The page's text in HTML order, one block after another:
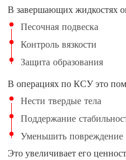
В завершающих жидкостях
Песочная подвеска
Контроль вязкости
Защита образования
В операциях по КСУ это
Нести твердые тела
Поддержание
Уменьшить повреждение
Это увеличивает его